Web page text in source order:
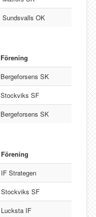
Sundsvalls OK
Förening
Bergeforsens SK
Stockviks SF
Bergeforsens SK
Förening
IF Strategen
Stockviks SF
Lucksta IF